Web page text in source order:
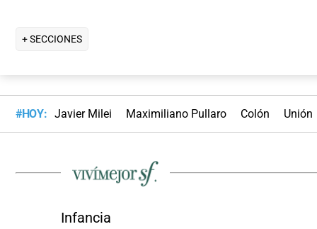
+ SECCIONES
#HOY: Javier Milei Maximiliano Pullaro Colón Unión
Infancia